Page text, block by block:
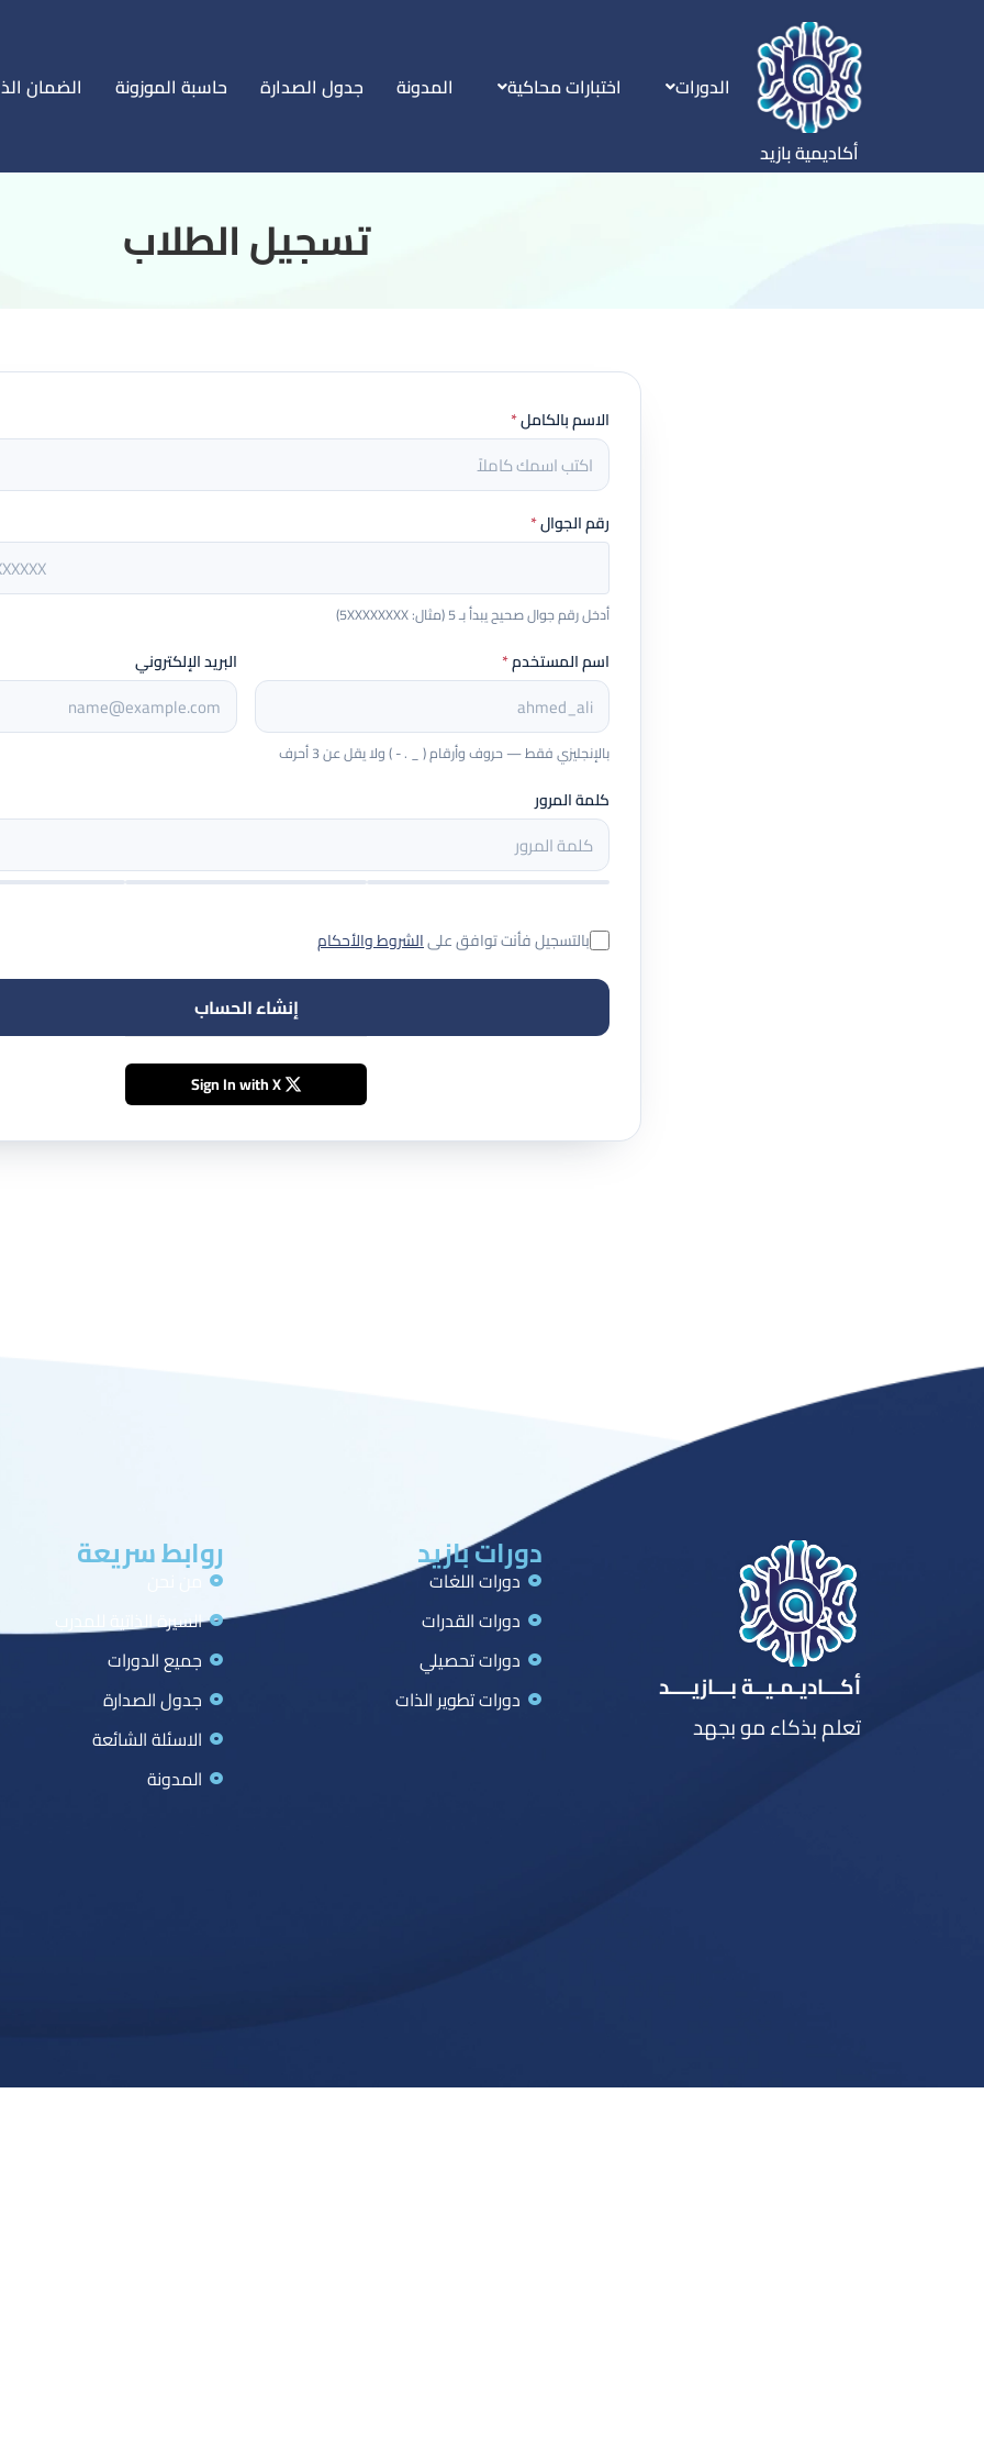
أكاديمية بازيد
الدورات اختبارات محاكية المدونة جدول الصدارة حاسبة الموزونة الضمان
‏تسجيل الطلاب
الاسم بالكامل*
رقم الجوال*
أدخل رقم جوال صحيح يبدأ بـ 5 (مثال: 5XXXXXXXX)
اسم المستخدم*
بالإنجليزي فقط — حروف وأرقام ( _ . - ) ولا يقل عن 3 أحرف
البريد الإلكتروني
كلمة المرور
بالتسجيل فأنت توافق علىالشروط والأحكام
إنشاء الحساب
Sign In with X
أكـــاديـمـيــة بـــازيــــد
تعلم بذكاء مو بجهد
دورات بازيد
دورات اللغات
دورات القدرات
دورات تحصيلي
دورات تطوير الذات
روابط سريعة
السيرة الذاتية للمدرب
جميع الدورات
جدول الصدارة
الاسئلة الشائعة
المدونة